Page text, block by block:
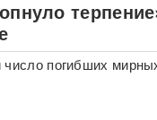
погибших